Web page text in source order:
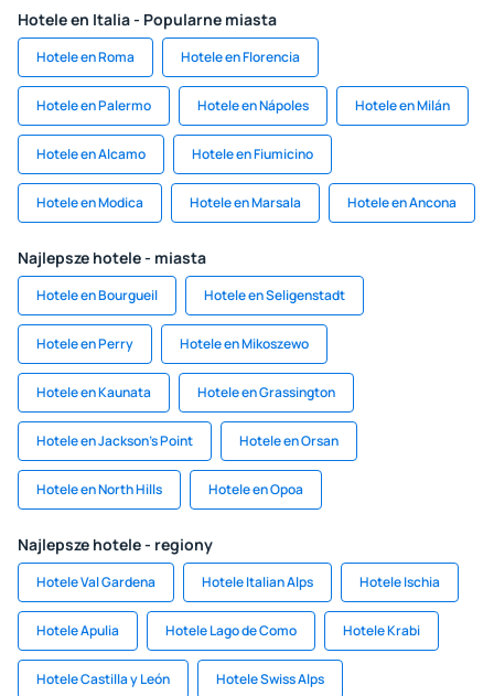
Hotele en Italia - Popularne miasta
Hotele en Roma Hotele en Florencia
Hotele en Palermo Hotele en Nápoles Hotele en Milán
Hotele en Alcamo Hotele en Fiumicino
Hotele en Modica Hotele en Marsala Hotele en Ancona
Najlepsze hotele - miasta
Hotele en Bourgueil Hotele en Seligenstadt
Hotele en Perry Hotele en Mikoszewo
Hotele en Kaunata Hotele en Grassington
Hotele en Jackson's Point Hotele en Orsan
Hotele en North Hills Hotele en Opoa
Najlepsze hotele - regiony
Hotele Val Gardena Hotele Italian Alps Hotele Ischia
Hotele Apulia Hotele Lago de Como Hotele Krabi
Hotele Castilla y León Hotele Swiss Alps